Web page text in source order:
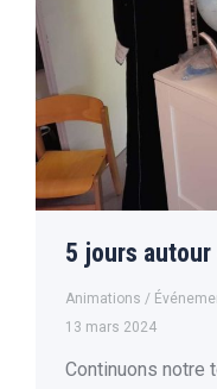
5 jours autour
Animations /
13 mars 2024
Continuons notre